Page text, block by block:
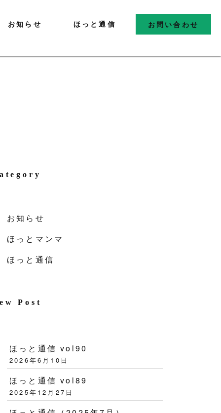
お知らせ ほっと通信 お問い合わせ
お知らせ
ほっとマンマ
ほっと通信
Post
ほっと通信 vol90
2026年6月10日
ほっと通信 vol89
2025年12月27日